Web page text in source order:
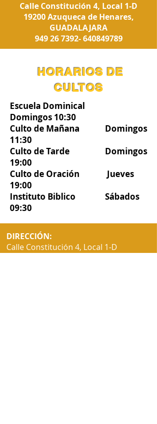
Calle Constitución 4, Local 1-D
19200 Azuqueca de Henares,
GUADALAJARA
949 26 7392- 640849789
HORARIOS DE
CULTOS
Escuela Dominical
Domingos 10:30
Culto de Mañana Domingos
11:30
Culto de Tarde Domingos
19:00
Culto de Oración Jueves
19:00
Instituto Biblico Sábados
09:30
DIRECCIÓN:
Calle Constitución 4, Local 1-D